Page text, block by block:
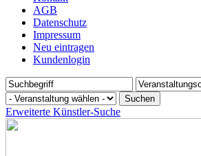
AGB
Datenschutz
Impressum
Neu eintragen
Kundenlogin
Erweiterte Künstler-Suche